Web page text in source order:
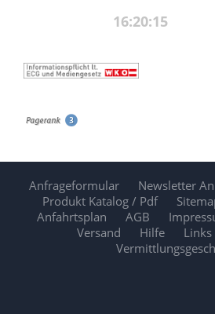
Anfrageformular Newsletter
Produkt Katalog / Pdf
Anfahrtsplan
AGB
Versand
Hilfe Links